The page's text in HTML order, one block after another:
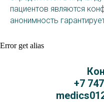
пациентов являются
анонимность
Error get alias
+7